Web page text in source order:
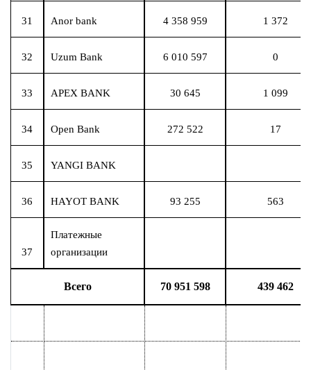
31 Anor bank 4 358 959 1 372
32 Uzum Bank 6 010 597 0
33 APEX BANK 30 645 1 099
34 Open Bank 272 522 17
35 YANGI BANK
36 HAYOT BANK 93 255 563
37
Платежные
организации
Всего 70 951 598 439 462